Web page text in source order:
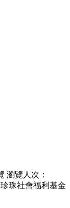
瀏覽人次：
珠社會福利基金